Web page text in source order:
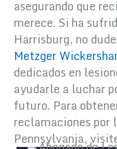
asegurando que
merece. Si ha
Harrisburg, no
Metzger
dedicados en
ayudarle a luchar
futuro. Para
reclamaciones por
Pennsylvania,